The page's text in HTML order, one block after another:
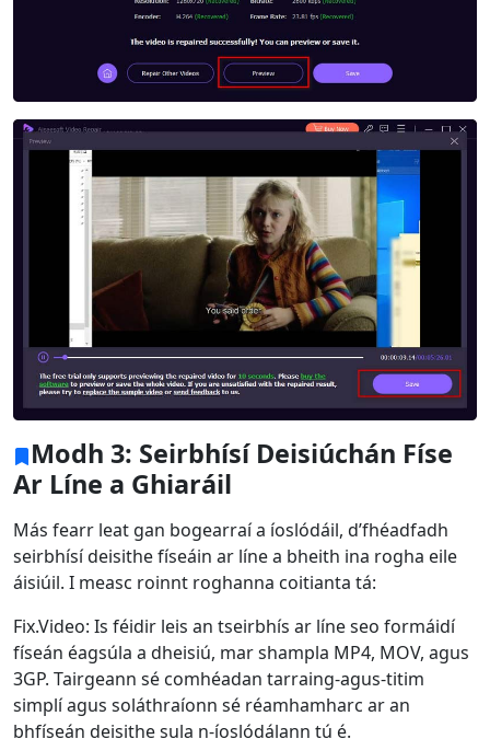
Modh 3: Seirbhísí Deisiúchán Físe
Ar Líne a Ghiaráil
Más fearr leat gan bogearraí a íoslódáil, d’fhéadfadh
seirbhísí deisithe físeáin ar líne a bheith ina rogha eile
áisiúil. I measc roinnt roghanna coitianta tá:
Fix.Video: Is féidir leis an tseirbhís ar líne seo formáidí
físeán éagsúla a dheisiú, mar shampla MP4, MOV, agus
3GP. Tairgeann sé comhéadan tarraing-agus-titim
simplí agus soláthraíonn sé réamhamharc ar an
bhfíseán deisithe sula n-íoslódálann tú é.
Athrú Teanga
English Nederlands
Tiếng Việt
日本
Español
Português
Deutsche
Français
Italiano
Norsk
Suomalainen
Svenska
Dansk
Ελληνικά
Türk
русский
हिंदी
தமிழ்
Bahasa Melayu
ไทย
한국어
Română
Polskie
қазақ
Gaeilge
繁體中文